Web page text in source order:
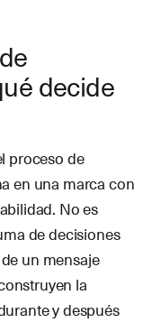
decide
proceso de
en una marca con
No es
de decisiones
un mensaje
la
y después